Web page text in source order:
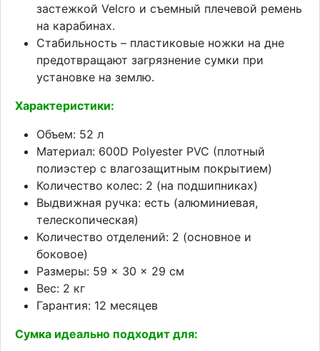
застежкой Velcro и съемный плечевой ремень
на карабинах.
Стабильность – пластиковые ножки на дне
предотвращают загрязнение сумки при
установке на землю.
Характеристики:
Объем: 52 л
Материал: 600D Polyester PVC (плотный
полиэстер с влагозащитным покрытием)
Количество колес: 2 (на подшипниках)
Выдвижная ручка: есть (алюминиевая,
телескопическая)
Количество отделений: 2 (основное и
боковое)
Размеры: 59 × 30 × 29 см
Вес: 2 кг
Гарантия: 12 месяцев
Сумка идеально подходит для: